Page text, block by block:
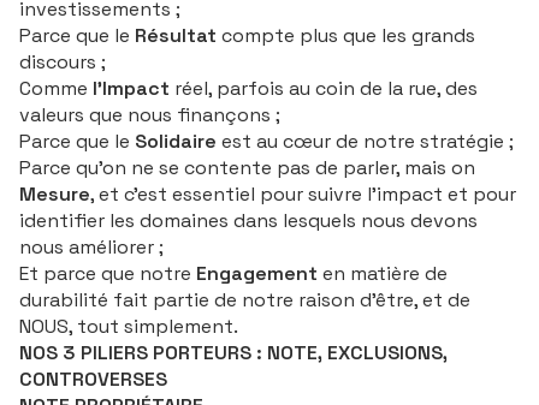
investissements ;
Parce que le Résultat compte plus que les grands
discours ;
Comme l’Impact réel, parfois au coin de la rue, des
valeurs que nous finançons ;
Parce que le Solidaire est au cœur de notre stratégie ;
Parce qu’on ne se contente pas de parler, mais on
Mesure, et c’est essentiel pour suivre l’impact et pour
identifier les domaines dans lesquels nous devons
nous améliorer ;
Et parce que notre Engagement en matière de
durabilité fait partie de notre raison d’être, et de
NOUS, tout simplement.
NOS 3 PILIERS PORTEURS : NOTE, EXCLUSIONS,
CONTROVERSES